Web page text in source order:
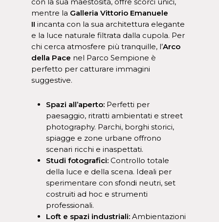
mentre la Galleria Vittorio Emanuele
II incanta con la sua architettura elegante
e la luce naturale filtrata dalla cupola. Per
chi cerca atmosfere più tranquille, l’Arco
della Pace nel Parco Sempione è
perfetto per catturare immagini
suggestive.
Spazi all’aperto: Perfetti per
paesaggio, ritratti ambientati e street
photography. Parchi, borghi storici,
spiagge e zone urbane offrono
scenari ricchi e inaspettati.
Studi fotografici: Controllo totale
della luce e della scena. Ideali per
sperimentare con sfondi neutri, set
costruiti ad hoc e strumenti
professionali.
Loft e spazi industriali: Ambientazioni